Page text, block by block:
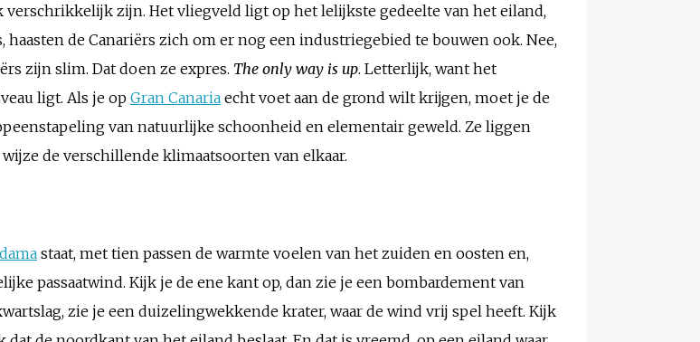
verschrikkelijk zijn. Het vliegveld ligt op het lelijkste gedeelte van het eiland,
de Canariërs zich om er nog een industriegebied te bouwen ook. Nee,
zijn slim. Dat doen ze expres. The only way is up. Letterlijk, want het
ligt. Als je op Gran Canaria echt voet aan de grond wilt krijgen, moet je de
van natuurlijke schoonheid en elementair geweld. Ze liggen
de verschillende klimaatsoorten van elkaar.
staat, met tien passen de warmte voelen van het zuiden en oosten en,
passaatwind. Kijk je de ene kant op, dan zie je een bombardement van
zie je een duizelingwekkende krater, waar de wind vrij spel heeft. Kijk